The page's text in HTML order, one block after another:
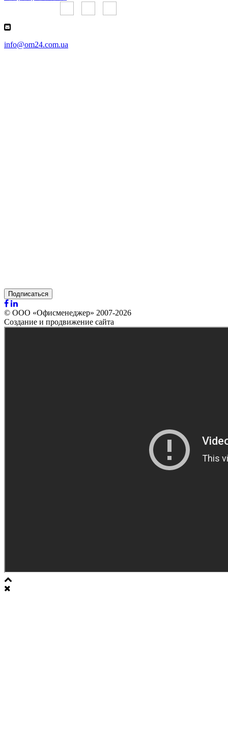
info@om24.com.ua
Подписаться
© ООО «Офисменеджер» 2007-2026
Создание и продвижение сайта